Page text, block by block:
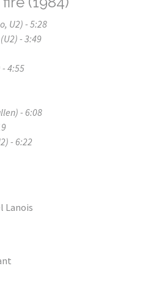
U2) - 5:28
(U2) - 3:49
- 4:55
- 6:08
- 6:22
Lanois